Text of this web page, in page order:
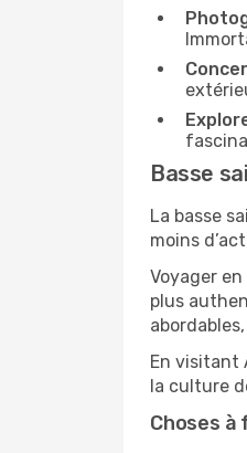
Basse
La basse
moins
Voyager
plus
En visitant
la culture
Choses à